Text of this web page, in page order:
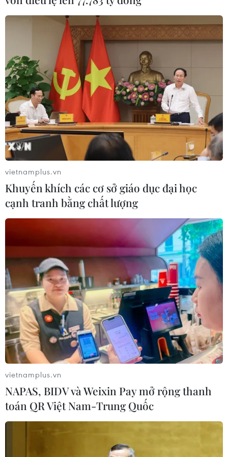
Điện thoại gập Galaxy Z8 của
Samsung lập kỷ lục về lượng đặt
trước ở Hàn Quốc ​
04/08/2026 23:22
Xem thêm
CƠ QUAN CHỦ QUẢN: THÔNG TẤN XÃ VIỆT NAM
Tổng Biên tập: TRẦN TIẾN DUẨN
Phó Tổng Biên tập: NGUYỄN THỊ TÁM, KHÚC THANH
THỦY
Sở hữu trí tuệ
Quy định sử dụng
RSS
Hỗ trợ
Ngôn ngữ
TTXVN
Dịch vụ tin
Quảng cáo
Liên hệ
Giấy phép số: 1374/GP-BTTTT do Bộ Thông tin và Truyền thông
vietnamplus.vn
Khuyến khích các cơ sở giáo dục đại học
cạnh tranh bằng chất lượng
vietnamplus.vn
NAPAS, BIDV và Weixin Pay mở rộng thanh
toán QR Việt Nam-Trung Quốc